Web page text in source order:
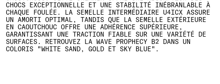
CHOCS EXCEPTIONNELLE ET UNE STABILITÉ INÉBRANLABLE À
CHAQUE FOULÉE. LA SEMELLE INTERMÉDIAIRE U4ICX ASSURE
UN AMORTI OPTIMAL, TANDIS QUE LA SEMELLE EXTÉRIEURE
EN CAOUTCHOUC OFFRE UNE ADHÉRENCE SUPÉRIEURE,
GARANTISSANT UNE TRACTION FIABLE SUR UNE VARIÉTÉ DE
SURFACES. RETROUVEZ LA WAVE PROPHECY B2 DANS UN
COLORIS "WHITE SAND, GOLD ET SKY BLUE".